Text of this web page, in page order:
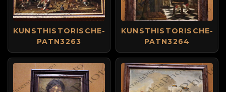
KUNSTHISTORISCHE-
PATN3263
KUNSTHISTORISCHE-
PATN3264